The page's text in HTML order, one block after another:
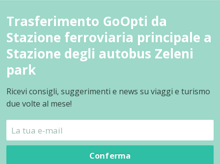
Trasferimento GoOpti da
Stazione ferroviaria principale a
Stazione degli autobus Zeleni
park
Ricevi consigli, suggerimenti e news su viaggi e turismo
due volte al mese!
Conferma